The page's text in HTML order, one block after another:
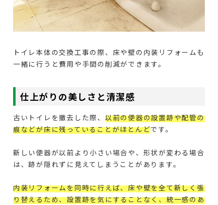
トイレ本体の交換工事の際、床や壁の内装リフォームも
一緒に行うと費用や手間の削減ができます。
仕上がりの美しさと清潔感
古いトイレを撤去した際、 以前の便器の設置跡や配管の
痕などが床に残っていることがほとんどです。
新しい便器が以前より小さい場合や、形状が変わる場合
は、跡が隠れずに見えてしまうことがあります。
内装リフォームを同時に行えば、床や壁を全て新しく張
り替えるため、設置跡を気にすることなく、統一感のあ